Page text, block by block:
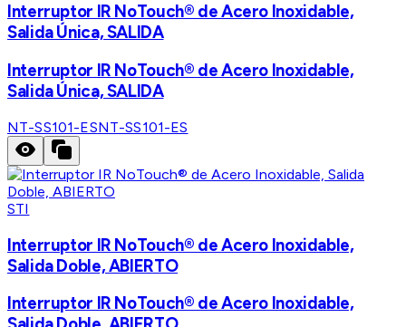
Interruptor IR NoTouch® de Acero Inoxidable,
Salida Única, SALIDA
Interruptor IR NoTouch® de Acero Inoxidable,
Salida Única, SALIDA
NT-SS101-ESNT-SS101-ES
STI
Interruptor IR NoTouch® de Acero Inoxidable,
Salida Doble, ABIERTO
Interruptor IR NoTouch® de Acero Inoxidable,